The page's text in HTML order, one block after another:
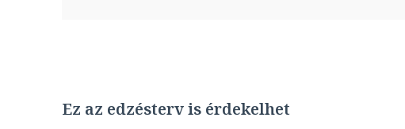
Ez az edzésterv is érdekelhet